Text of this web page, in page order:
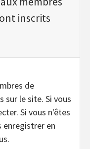
inscrits
de
sur le site. Si vous
Si vous n'êtes
enregistrer en